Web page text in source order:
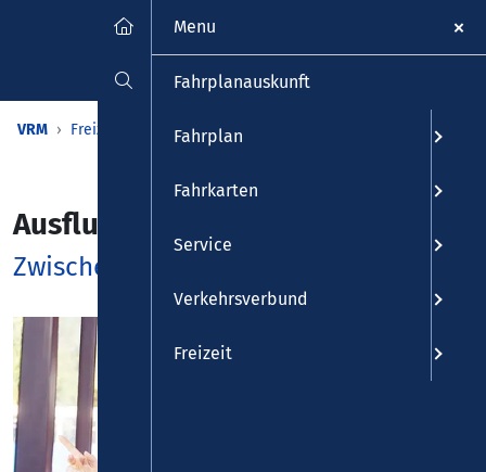
VRM Freizeit VRM-Region erleben
Ausflugstipps
Zwischen Rhein und Mosel
Menu
Fahrplanauskunft
Fahrplan
Fahrkarten
Service
Verkehrsverbund
Freizeit